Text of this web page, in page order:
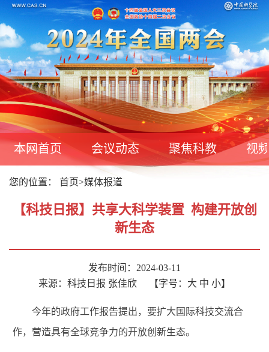
本网首页 会议动态 聚焦科教 视
您的位置： 首页>媒体报道
【科技日报】共享大科学装置 构建开放创
新生态
发布时间：2024-03-11
来源：科技日报 张佳欣
【字号： 大 中 小】
今年的政府工作报告提出，要扩大国际科技交流合
作，营造具有全球竞争力的开放创新生态。